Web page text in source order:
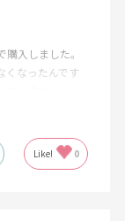
入しました。
くなったんです
Like! 0